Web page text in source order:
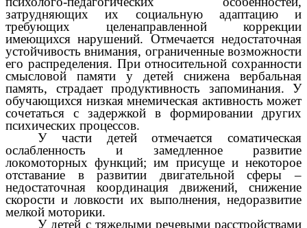
затрудняющих их социальную адаптацию и
требующих целенаправленной коррекции
имеющихся нарушений. Отмечается недостаточная
устойчивость внимания, ограниченные возможности
его распределения. При относительной сохранности
смысловой памяти у детей снижена вербальная
память, страдает продуктивность запоминания. У
обучающихся низкая мнемическая активность может
сочетаться с задержкой в формировании других
психических процессов.
У части детей отмечается соматическая
ослабленность и замедленное развитие
локомоторных функций; им присуще и некоторое
отставание в развитии двигательной сферы –
недостаточная координация движений, снижение
скорости и ловкости их выполнения, недоразвитие
мелкой моторики.
У детей с тяжелыми речевыми расстройствами